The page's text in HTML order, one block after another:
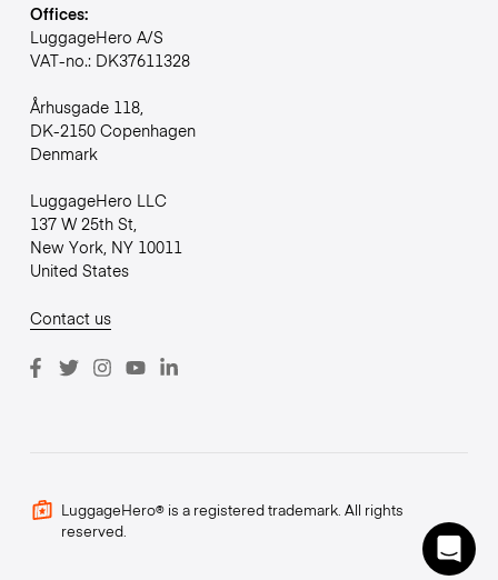
Offices:
LuggageHero A/S
VAT-no.: DK37611328
Århusgade 118,
DK-2150 Copenhagen
Denmark
LuggageHero LLC
137 W 25th St,
New York, NY 10011
United States
Contact us
LuggageHero® is a registered trademark. All rights
reserved.